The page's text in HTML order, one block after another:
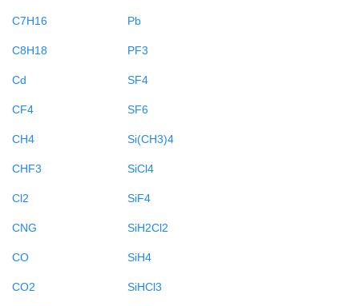
C7H16
C8H18
Cd
CF4
CH4
CHF3
Cl2
CNG
CO
CO2
Pb
PF3
SF4
SF6
Si(CH3)4
SiCl4
SiF4
SiH2Cl2
SiH4
SiHCl3